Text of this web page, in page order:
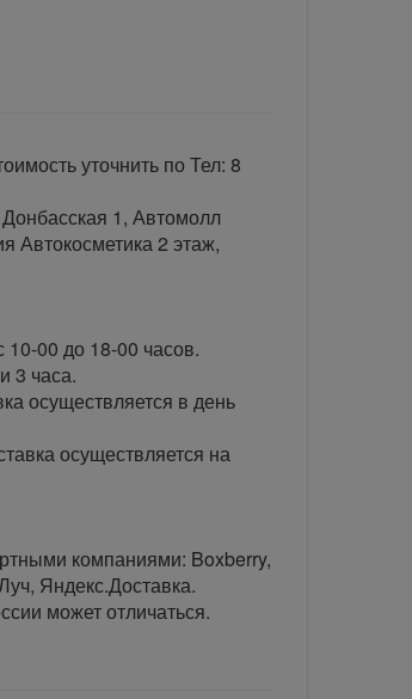
уточнить по Тел: 8
Донбасская 1, Автомолл
Автокосметика 2 этаж,
10-00 до 18-00 часов.
3 часа.
осуществляется в день
осуществляется на
компаниями: Boxberry,
Яндекс.Доставка.
может отличаться.